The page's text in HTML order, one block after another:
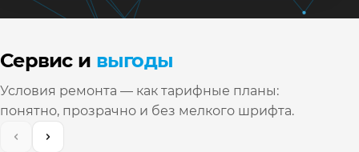
Сервис и выгоды
Условия ремонта — как тарифные планы:
понятно, прозрачно и без мелкого шрифта.